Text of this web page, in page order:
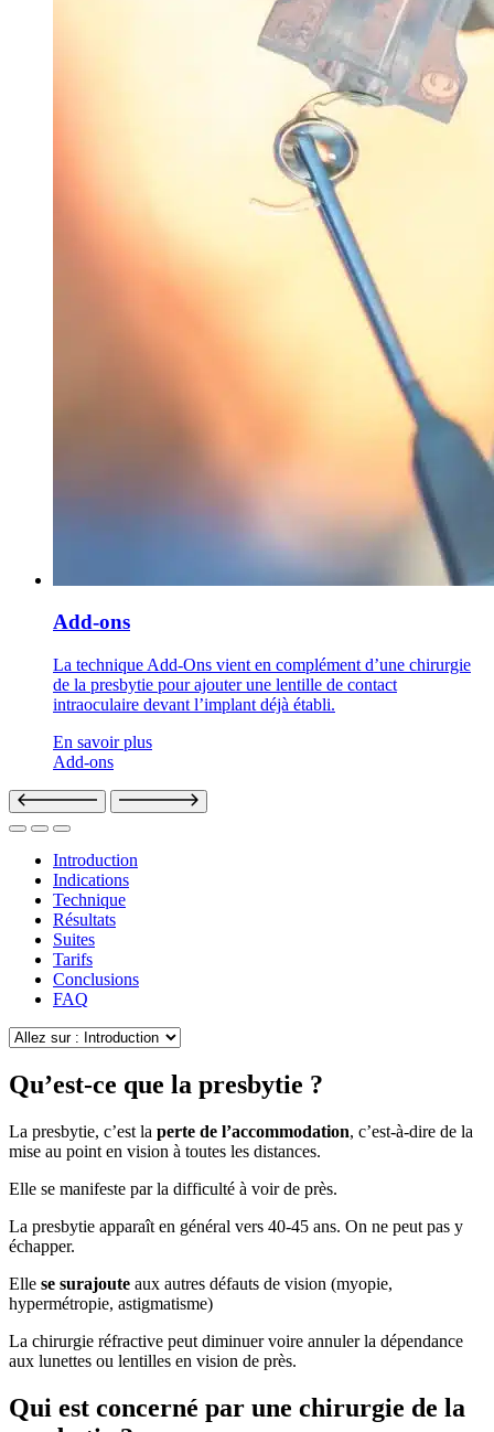
Add-ons
La technique Add-Ons vient en complément d’une chirurgie
de la presbytie pour ajouter une lentille de contact
intraoculaire devant l’implant déjà établi.
En savoir plus
Add-ons
Introduction
Indications
Technique
Résultats
Suites
Tarifs
Conclusions
FAQ
Qu’est-ce que la presbytie ?
La presbytie, c’est la perte de l’accommodation, c’est-à-dire de la
mise au point en vision à toutes les distances.
Elle se manifeste par la difficulté à voir de près.
La presbytie apparaît en général vers 40-45 ans. On ne peut pas y
échapper.
Elle se surajoute aux autres défauts de vision (myopie,
hypermétropie, astigmatisme)
La chirurgie réfractive peut diminuer voire annuler la dépendance
aux lunettes ou lentilles en vision de près.
Qui est concerné par une chirurgie de la